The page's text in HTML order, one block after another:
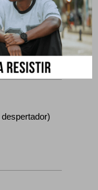
1 a 60
vencido